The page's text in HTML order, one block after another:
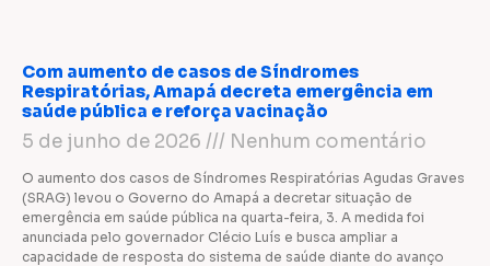
Com aumento de casos de Síndromes
Respiratórias, Amapá decreta emergência em
saúde pública e reforça vacinação
5 de junho de 2026 Nenhum comentário
O aumento dos casos de Síndromes Respiratórias Agudas Graves
(SRAG) levou o Governo do Amapá a decretar situação de
emergência em saúde pública na quarta-feira, 3. A medida foi
anunciada pelo governador Clécio Luís e busca ampliar a
capacidade de resposta do sistema de saúde diante do avanço